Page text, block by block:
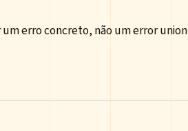
erro concreto, não um error union